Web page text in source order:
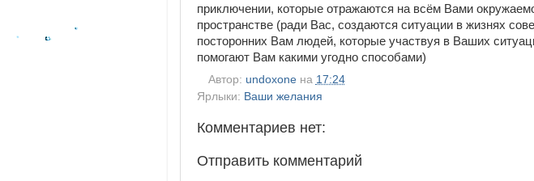
приключении, которые отражаются на всём Вами
пространстве (ради Вас, создаются ситуации в жизнях
посторонних Вам людей, которые участвуя в Ваших
помогают Вам какими угодно способами)
Автор: undoxone на 17:24
Ярлыки: Ваши желания
Комментариев нет:
Отправить комментарий